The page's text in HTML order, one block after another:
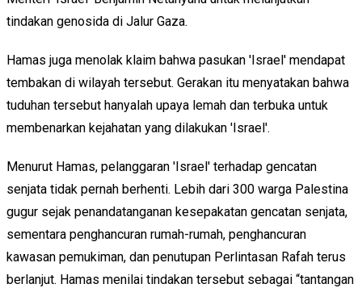
tindakan genosida di Jalur Gaza.
Hamas juga menolak klaim bahwa pasukan 'Israel' mendapat
tembakan di wilayah tersebut. Gerakan itu menyatakan bahwa
tuduhan tersebut hanyalah upaya lemah dan terbuka untuk
membenarkan kejahatan yang dilakukan 'Israel'.
Menurut Hamas, pelanggaran 'Israel' terhadap gencatan
senjata tidak pernah berhenti. Lebih dari 300 warga Palestina
gugur sejak penandatanganan kesepakatan gencatan senjata,
sementara penghancuran rumah-rumah, penghancuran
kawasan pemukiman, dan penutupan Perlintasan Rafah terus
berlanjut. Hamas menilai tindakan tersebut sebagai “tantangan